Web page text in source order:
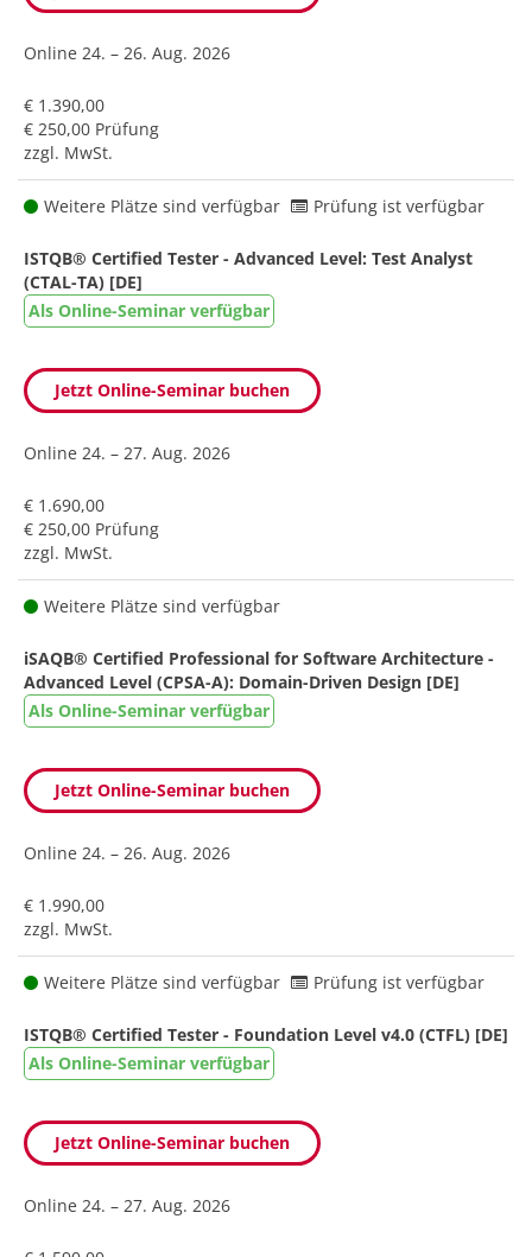
Online 24. – 26. Aug. 2026
€ 1.390,00
€ 250,00 Prüfung
zzgl. MwSt.
Weitere Plätze sind verfügbar Prüfung ist verfügbar
ISTQB® Certified Tester - Advanced Level: Test Analyst
(CTAL-TA) [DE]
Als Online-Seminar verfügbar
Jetzt Online-Seminar buchen
Online 24. – 27. Aug. 2026
€ 1.690,00
€ 250,00 Prüfung
zzgl. MwSt.
Weitere Plätze sind verfügbar
iSAQB® Certified Professional for Software Architecture -
Advanced Level (CPSA-A): Domain-Driven Design [DE]
Als Online-Seminar verfügbar
Jetzt Online-Seminar buchen
Online 24. – 26. Aug. 2026
€ 1.990,00
zzgl. MwSt.
Weitere Plätze sind verfügbar Prüfung ist verfügbar
ISTQB® Certified Tester - Foundation Level v4.0 (CTFL) [DE]
Als Online-Seminar verfügbar
Jetzt Online-Seminar buchen
Online 24. – 27. Aug. 2026